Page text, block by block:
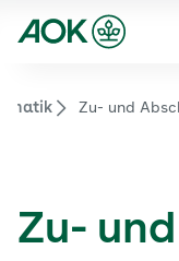
Zum
Zur
Zur Startseite von
Zu- und
Zu- und